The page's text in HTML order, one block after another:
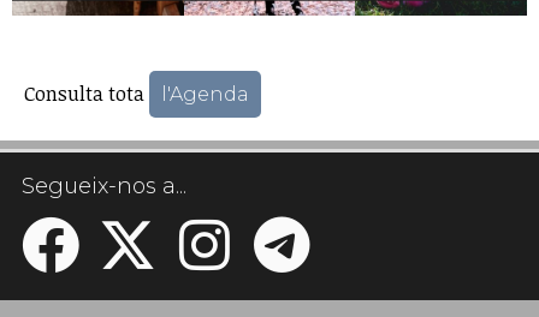
Consulta tota l'Agenda
Segueix-nos a...